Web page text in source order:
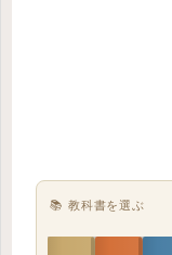
📚 教科書を選ぶ